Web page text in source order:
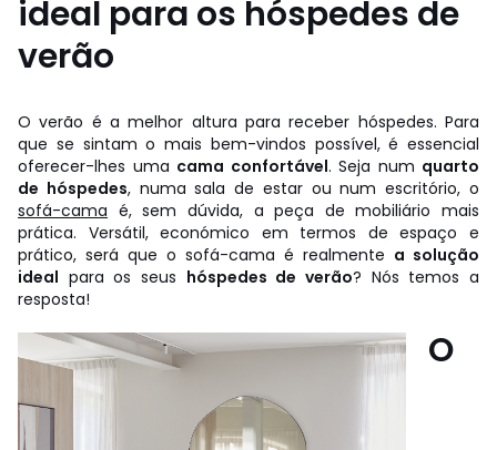
ideal para os hóspedes de
verão
O verão é a melhor altura para receber hóspedes. Para
que se sintam o mais bem-vindos possível, é essencial
oferecer-lhes uma cama confortável. Seja num quarto
de hóspedes, numa sala de estar ou num escritório, o
sofá-cama é, sem dúvida, a peça de mobiliário mais
prática. Versátil, económico em termos de espaço e
prático, será que o sofá-cama é realmente a solução
ideal para os seus hóspedes de verão? Nós temos a
resposta!
O